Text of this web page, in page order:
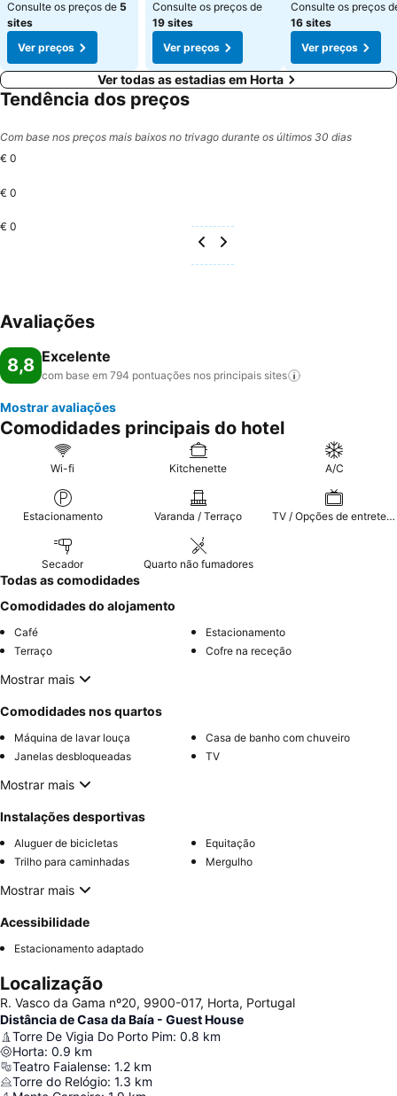
Consulte os preços de 5
sites
Ver preços
Consulte os preços de
19 sites
Ver preços
Consulte os preços
16 sites
Ver preços
Ver todas as estadias em Horta
Tendência dos preços
Com base nos preços mais baixos no trivago durante os últimos 30 dias
€ 0
€ 0
€ 0
Avaliações
8,8 Excelente
com base em 794 pontuações nos principais sites
Mostrar avaliações
Comodidades principais do hotel
Wi-fi Kitchenette A/C
Estacionamento Varanda / Terraço TV / Opções de entretenimento
Secador Quarto não fumadores
Todas as comodidades
Comodidades do alojamento
Café
Estacionamento
Terraço
Cofre na receção
Mostrar mais
Comodidades nos quartos
Máquina de lavar louça
Casa de banho com chuveiro
Janelas desbloqueadas
TV
Mostrar mais
Instalações desportivas
Aluguer de bicicletas
Equitação
Trilho para caminhadas
Mergulho
Mostrar mais
Acessibilidade
Estacionamento adaptado
Localização
R. Vasco da Gama nº20, 9900-017, Horta, Portugal
Distância de Casa da Baía - Guest House
Torre De Vigia Do Porto Pim: 0.8 km
Horta: 0.9 km
Teatro Faialense: 1.2 km
Torre do Relógio: 1.3 km